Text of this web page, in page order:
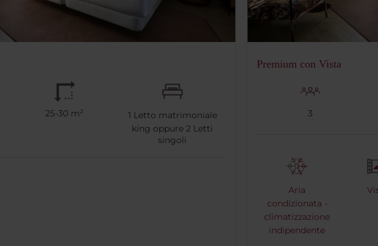
25-30 m² 1 Letto matrimoniale
king oppure2 Letti
singoli
Premium con Vista
3
Aria
condizionata -
climatizzazione
indipendente